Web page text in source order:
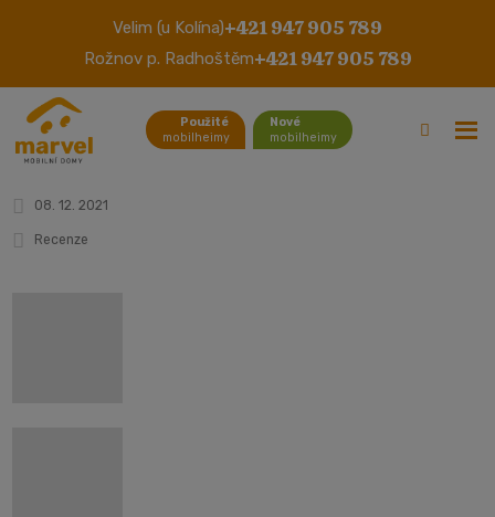
Velim (u Kolína)+421 947 905 789
Rožnov p. Radhoštěm+421 947 905 789
Použité
mobilheimy
Nové
mobilheimy
Mobilný Dom Abi Brisbane
(okr. Praha) - 2021
08. 12. 2021
Recenze